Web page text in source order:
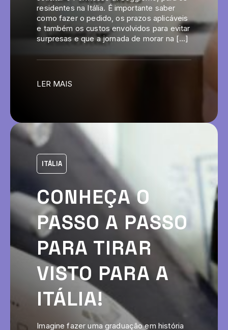
residentes na Itália. É importante saber
como fazer o pedido, os prazos aplicáveis
e também os custos envolvidos para evitar
surpresas e que a jornada de morar na […]
LER MAIS
ITÁLIA
CONHEÇA O
PASSO A PASSO
PARA TIRAR
VISTO PARA A
ITÁLIA!
Imagine fazer uma graduação em história